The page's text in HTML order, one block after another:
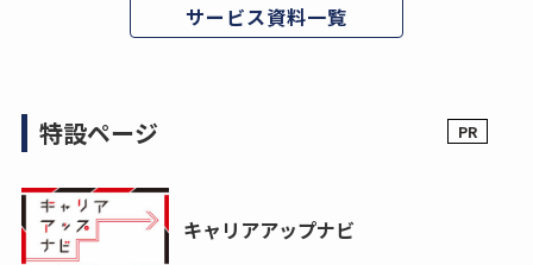
サービス資料一覧
特設ページ
キャリアアップナビ